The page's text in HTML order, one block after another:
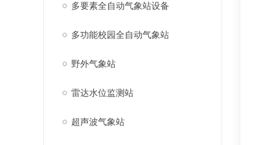
多要素全自动气象站设备
多功能校园全自动气象站
野外气象站
雷达水位监测站
超声波气象站